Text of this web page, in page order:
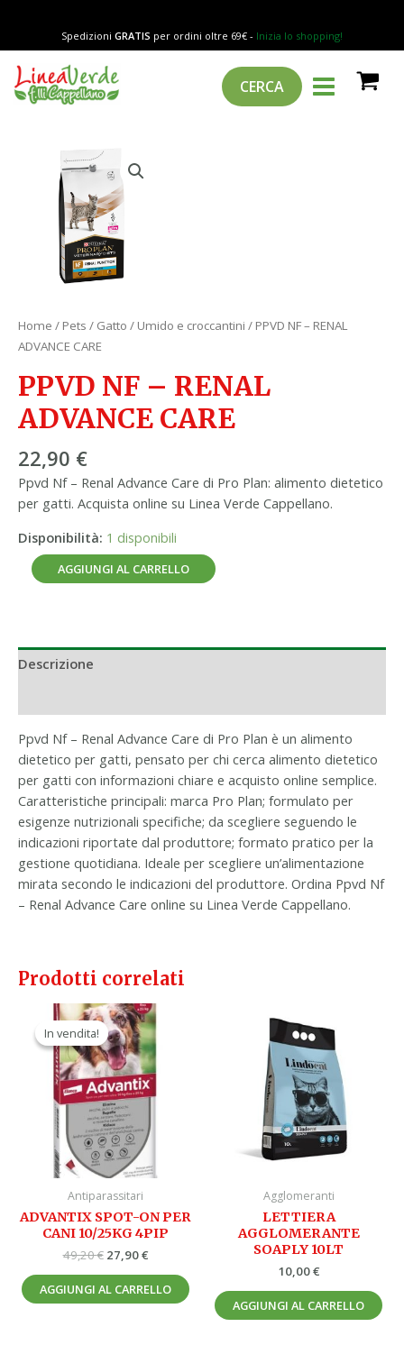
contenuto
Spedizioni GRATIS per ordini oltre 69€ - Inizia lo shopping!
CERCA
MAIN
MENU
Home / Pets / Gatto / Umido e croccantini / PPVD NF – RENAL
ADVANCE CARE
PPVD NF – RENAL
ADVANCE CARE
22,90 €
Ppvd Nf – Renal Advance Care di Pro Plan: alimento dietetico
per gatti. Acquista online su Linea Verde Cappellano.
Disponibilità: 1 disponibili
ADVANCE
quantità
AGGIUNGI AL CARRELLO
Descrizione
Ppvd Nf – Renal Advance Care di Pro Plan è un alimento
dietetico per gatti, pensato per chi cerca alimento dietetico
per gatti con informazioni chiare e acquisto online semplice.
Caratteristiche principali: marca Pro Plan; formulato per
esigenze nutrizionali specifiche; da scegliere seguendo le
indicazioni riportate dal produttore; formato pratico per la
gestione quotidiana. Ideale per scegliere un’alimentazione
mirata secondo le indicazioni del produttore. Ordina Ppvd Nf
– Renal Advance Care online su Linea Verde Cappellano.
Prodotti correlati
In vendita!
In vendita!
Antiparassitari
ADVANTIX SPOT-ON PER
CANI 10/25KG 4PIP
49,20€
Il
prezzo
originale
era:
49,20 €.
27,90€
Il
prezzo
attuale
è:
27,90 €.
AGGIUNGI AL CARRELLO
Agglomeranti
LETTIERA
AGGLOMERANTE
SOAPLY 10LT
10,00€
AGGIUNGI AL CARRELLO
ADVANCE
quantità